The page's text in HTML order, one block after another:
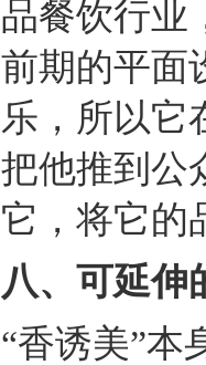
品餐饮行业
前期的平面
乐，所以它
把他推到公
它，将它的
八、 可延伸
“香诱美”本